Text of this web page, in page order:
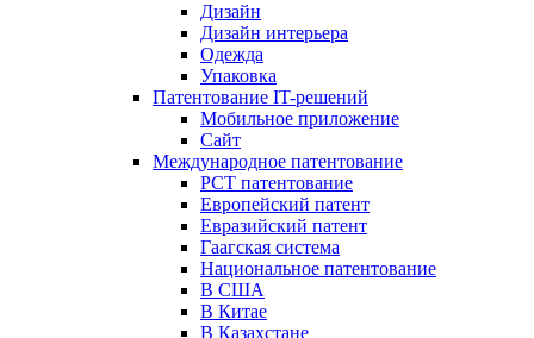
Дизайн
Дизайн интерьера
Одежда
Упаковка
Патентование IT-решений
Мобильное приложение
Сайт
Международное патентование
PCT патентование
Европейский патент
Евразийский патент
Гаагская система
Национальное патентование
В США
В Китае
В Казахстане